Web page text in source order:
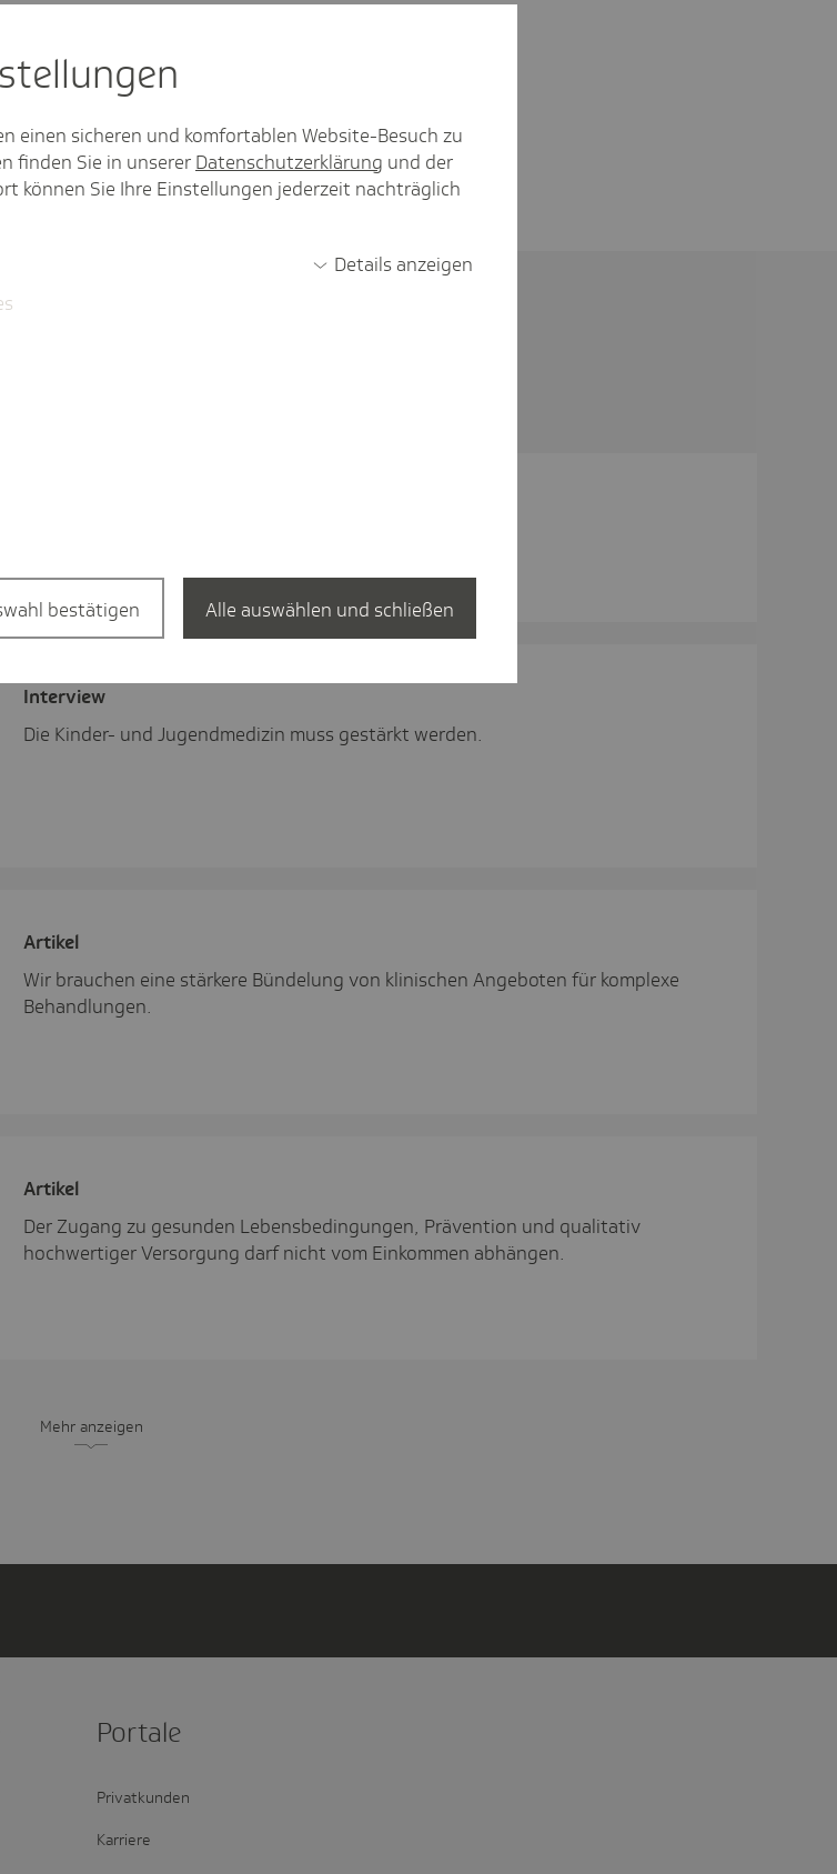
Karl-Josef Laumann besucht DIHVA in
Inter­view
Die Kinder- und Jugendmedizin muss gestärkt werden.
Artikel
Wir brauchen eine stärkere Bündelung von klinischen Angeboten für komplexe
Behandlungen.
Artikel
Der Zugang zu gesunden Lebensbedingungen, Prävention und qualitativ
hochwertiger Versorgung darf nicht vom Einkommen abhängen.
Mehr anzeigen
Portale
Privatkunden
Karriere
einen sicheren und komfortablen Website-Besuch zu
finden Sie in unserer Datenschutzerklärung und der
können Sie Ihre Einstellungen jederzeit nachträglich
Details anzeigen
bestätigen Alle auswählen und schließen